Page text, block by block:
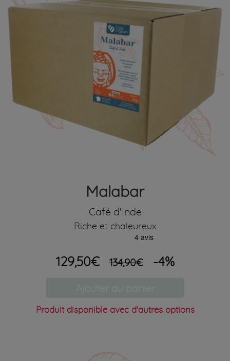
Malabar
Café d'Inde
Riche et chaleureux
129,50€ 134,90€ -4%
Produit disponible avec d'autres options